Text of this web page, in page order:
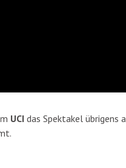
UCI das Spektakel übrigens